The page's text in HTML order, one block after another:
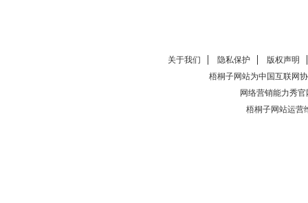
关于我们 隐私保护
版权声明
梧桐子网站为中国互联网
网络营销能力秀官
梧桐子网站运营